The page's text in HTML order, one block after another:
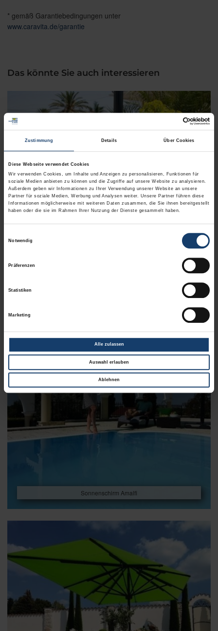
Zustimmung Details Über Cookies
Diese Webseite verwendet Cookies
Wir verwenden Cookies, um Inhalte und Anzeigen zu personalisieren, Funktionen für
soziale Medien anbieten zu können und die Zugriffe auf unsere Website zu analysieren.
Außerdem geben wir Informationen zu Ihrer Verwendung unserer Website an unsere
Partner für soziale Medien, Werbung und Analysen weiter. Unsere Partner führen diese
Informationen möglicherweise mit weiteren Daten zusammen, die Sie ihnen bereitgestellt
haben oder die sie im Rahmen Ihrer Nutzung der Dienste gesammelt haben.
Notwendig
Präferenzen
Statistiken
Marketing
Alle zulassen
Auswahl erlauben
Ablehnen
* gemäß Garantiebedingungen unter
www.caravita.de/garantie
Das könnte Sie auch interessieren
Sonnenschirm Amalfi